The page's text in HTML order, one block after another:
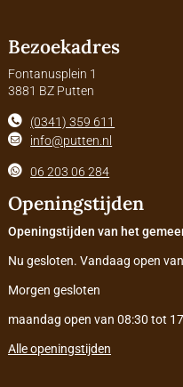
Bezoekadres
Fontanusplein 1
3881 BZ Putten
(0341) 359 611
info@putten.nl
06 203 06 284
Openingstijden
Openingstijden van het
Nu gesloten. Vandaag open
Morgen gesloten
maandag open van 08:30 tot
Alle openingstijden